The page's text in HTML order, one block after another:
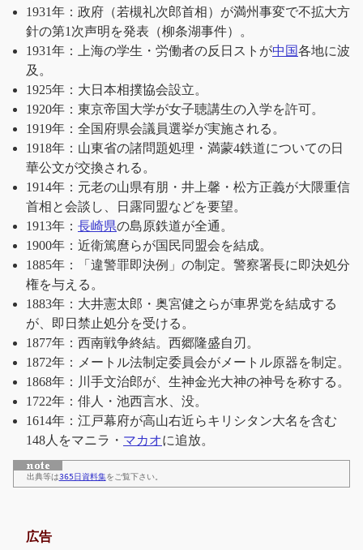
1931年：政府（若槻礼次郎首相）が満州事変で不拡大方
針の第1次声明を発表（柳条湖事件）。
1931年：上海の学生・労働者の反日ストが中国各地に波
及。
1925年：大日本相撲協会設立。
1920年：東京帝国大学が女子聴講生の入学を許可。
1919年：全国府県会議員選挙が実施される。
1918年：山東省の諸問題処理・満蒙4鉄道についての日
華公文が交換される。
1914年：元老の山県有朋・井上馨・松方正義が大隈重信
首相と会談し、日露同盟などを要望。
1913年： 長崎県の島原鉄道が全通。
1900年：近衛篤麿らが国民同盟会を結成。
1885年：「違警罪即決例」の制定。警察署長に即決処分
権を与える。
1883年：大井憲太郎・奥宮健之らが車界党を結成する
が、即日禁止処分を受ける。
1877年：西南戦争終結。西郷隆盛自刃。
1872年：メートル法制定委員会がメートル原器を制定。
1868年：川手文治郎が、生神金光大神の神号を称する。
1722年：俳人・池西言水、没。
1614年：江戸幕府が高山右近らキリシタン大名を含む
148人をマニラ・ マカオに追放。
出典等は365日資料集をご覧下さい。
広告